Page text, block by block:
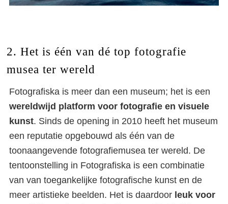
2. Het is één van dé top fotografie
musea ter wereld
Fotografiska is meer dan een museum; het is een
wereldwijd platform voor fotografie en visuele
kunst. Sinds de opening in 2010 heeft het museum
een reputatie opgebouwd als één van de
toonaangevende fotografiemusea ter wereld. De
tentoonstelling in Fotografiska is een combinatie
van van toegankelijke fotografische kunst en de
meer artistieke beelden. Het is daardoor leuk voor